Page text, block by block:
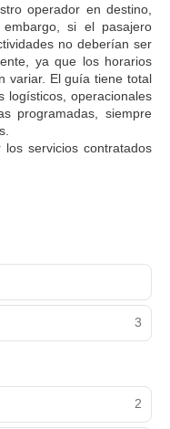
operador en destino,
si el pasajero
no deberían ser
ya que los horarios
variar. El guía tiene total
logísticos, operacionales
programadas, siempre
servicios contratados
3
2